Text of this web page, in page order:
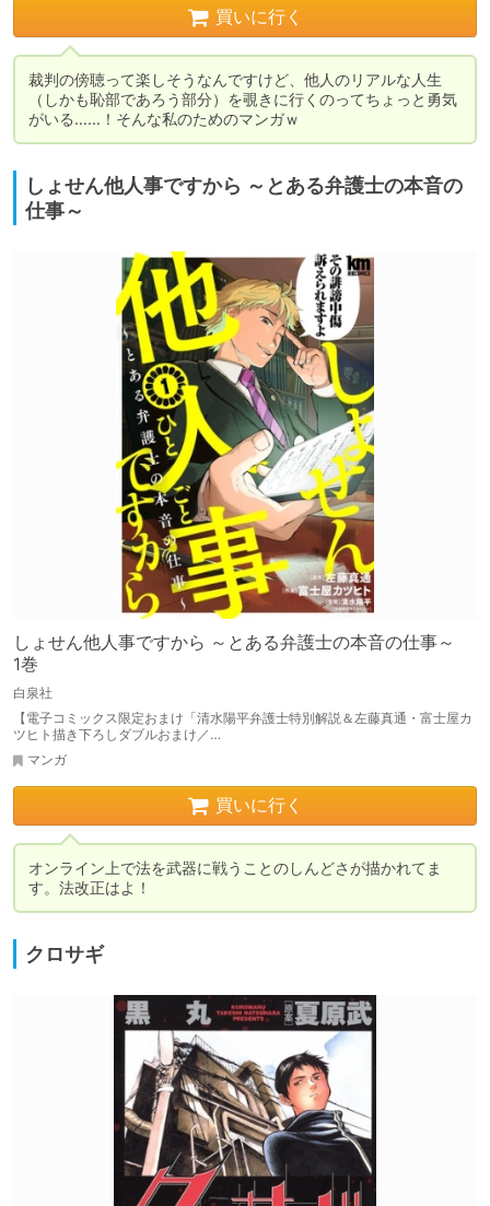
買いに行く
裁判の傍聴って楽しそうなんですけど、他人のリアルな人生
（しかも恥部であろう部分）を覗きに行くのってちょっと勇気
がいる……！そんな私のためのマンガｗ
しょせん他人事ですから ～とある弁護士の本音の
仕事～
しょせん他人事ですから ～とある弁護士の本音の仕事～
1巻
白泉社
【電子コミックス限定おまけ「清水陽平弁護士特別解説＆左藤真通・富士屋カ
ツヒト描き下ろしダブルおまけ／…
マンガ
買いに行く
オンライン上で法を武器に戦うことのしんどさが描かれてま
す。法改正はよ！
クロサギ